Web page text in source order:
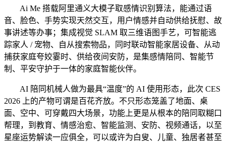
Ai Me 搭载阿里通义大模子取感情识别算法，能通过语
音、脸色、手势实现天然交互，用户情感并自动供给抚慰、故
事讲述等办事；集成视觉 SLAM 取三维语图手艺，可智能逃
踪家人 / 宠物、自从搜索物品，同时联动智能家居设备、从动
捕获家庭夸姣霎时、供给夜间安防，是集感情陪同、智能节
制、平安守护于一体的家庭智能伙伴。
AI 陪同机械人做为最具“温度”的 AI 使用形态，此次 CES
2026 上的产物可谓是百花齐放。不只形态笼盖了地面、桌
面、空中、可穿戴四大场景，功能上更是从根本的陪同取糊口
帮理，到教育、情感治愈、智能监测、安防、视频通话，以至
星座运势解读一应俱全，可以或许为白叟、儿童、独居者甚至